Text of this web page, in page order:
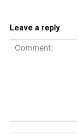
Leave a reply